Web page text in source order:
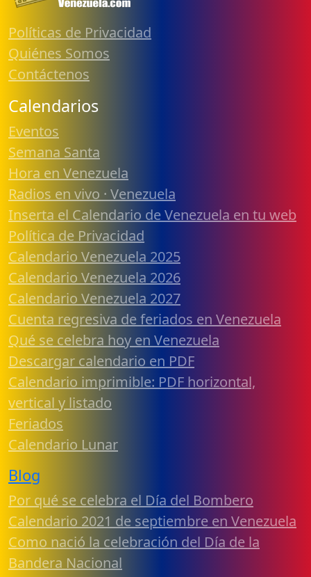
Políticas de Privacidad
Quiénes Somos
Contáctenos
Calendarios
Eventos
Semana Santa
Hora en Venezuela
Radios en vivo · Venezuela
Inserta el Calendario de Venezuela en tu web
Política de Privacidad
Calendario Venezuela 2025
Calendario Venezuela 2026
Calendario Venezuela 2027
Cuenta regresiva de feriados en Venezuela
Qué se celebra hoy en Venezuela
Descargar calendario en PDF
Calendario imprimible: PDF horizontal,
vertical y listado
Feriados
Calendario Lunar
Blog
Por qué se celebra el Día del Bombero
Calendario 2021 de septiembre en Venezuela
Como nació la celebración del Día de la
Bandera Nacional